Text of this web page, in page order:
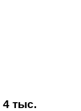
4 тыс.